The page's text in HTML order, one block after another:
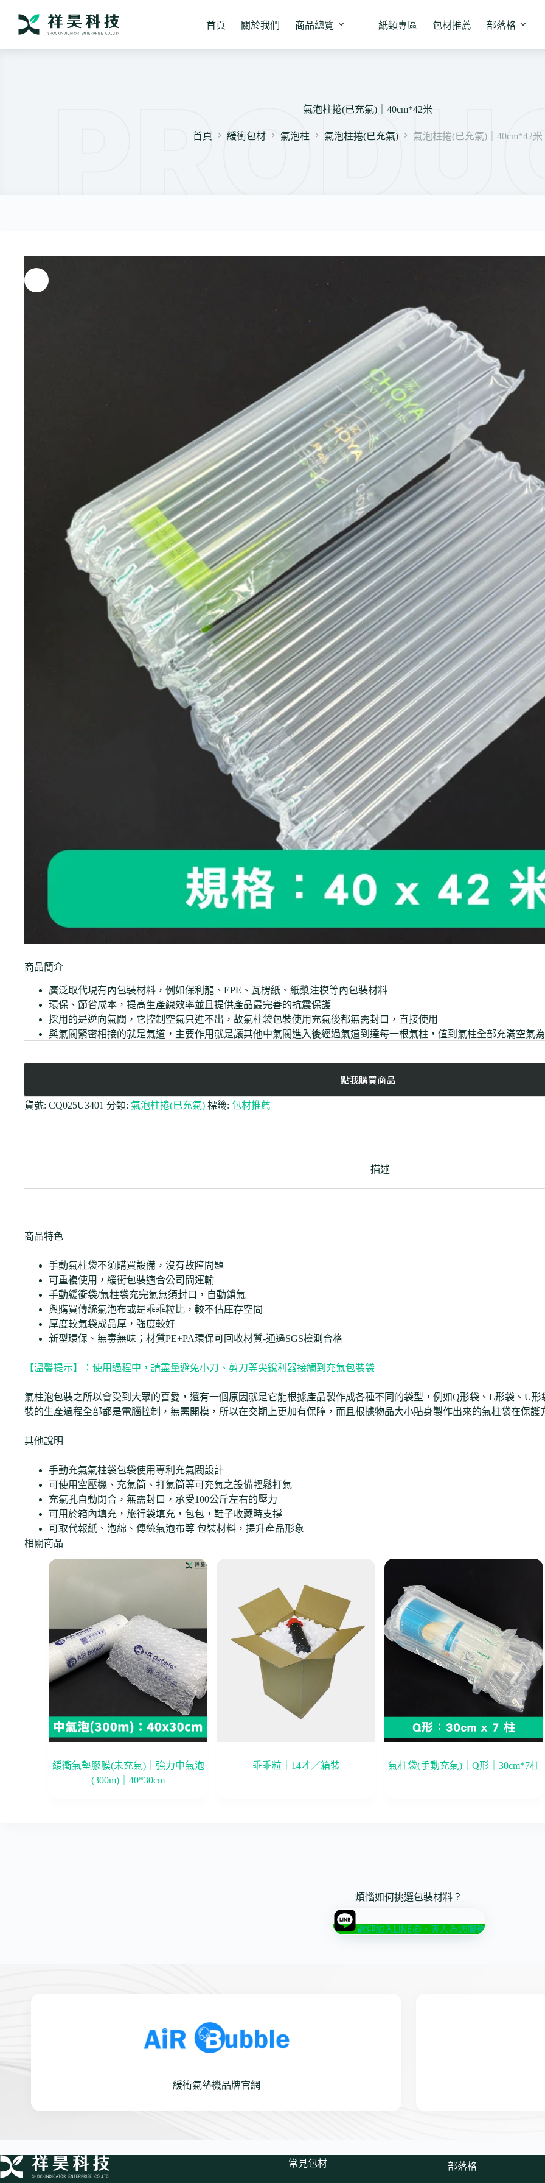
要
首頁 關於我們 商品總覽 紙類專區 包材推薦 部落格
氣泡柱捲(已充氣)｜40cm*42米
首頁 緩衝包材 氣泡柱 氣泡柱捲(已充氣) 氣泡柱捲(已充氣)｜40cm*42米
商品簡介
廣泛取代現有內包裝材料，例如保利龍、EPE、瓦楞紙、紙漿注模等內包裝材料
環保、節省成本，提高生產線效率並且提供產品最完善的抗震保護
採用的是逆向氣閥，它控制空氣只進不出，故氣柱袋包裝使用充氣後都無需封口，直接使用
與氣閥緊密相接的就是氣道，主要作用就是讓其他中氣閥進入後經過氣道到達每一根氣柱，值到氣柱全部充滿空氣
點我購買商品
貨號: CQ025U3401 分類: 氣泡柱捲(已充氣) 標籤: 包材推薦
描述
商品特色
手動氣柱袋不須購買設備，沒有故障問題
可重複使用，緩衝包裝適合公司間運輸
手動緩衝袋/氣柱袋充完氣無須封口，自動鎖氣
與購買傳統氣泡布或是乖乖粒比，較不佔庫存空間
厚度較氣袋成品厚，強度較好
新型環保、無毒無味；材質PE+PA環保可回收材質-通過SGS檢測合格
【溫馨提示】：使用過程中，請盡量避免小刀、剪刀等尖銳利器接觸到充氣包裝袋
氣柱泡包裝之所以會受到大眾的喜愛，還有一個原因就是它能根據產品製作成各種不同的袋型，例如Q形袋、L形袋、U
裝的生產過程全部都是電腦控制，無需開模，所以在交期上更加有保障，而且根據物品大小貼身製作出來的氣柱袋在保護
其他說明
手動充氣氣柱袋包袋使用專利充氣閥設計
可使用空壓機、充氣筒、打氣筒等可充氣之設備輕鬆打氣
充氣孔自動閉合，無需封口，承受100公斤左右的壓力
可用於箱內填充，旅行袋填充，包包，鞋子收藏時支撐
可取代報紙、泡綿、傳統氣泡布等 包裝材料，提升產品形象
相關商品
緩衝氣墊膠膜(未充氣)｜強力中氣泡
(300m)｜40*30cm
乖乖粒｜14才／箱裝 氣柱袋(手動充氣)｜Q形｜30cm*7柱
煩惱如何挑選包裝材料？
歡迎加入LINE@，專人為您服務
緩衝氣墊機品牌官網
常見包材 部落格